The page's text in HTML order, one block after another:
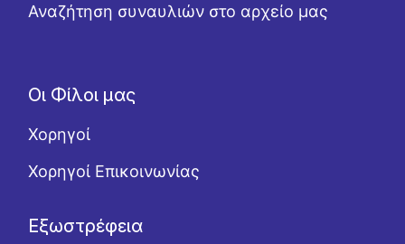
Αναζήτηση συναυλιών στο αρχείο μας
Οι Φίλοι μας
Χορηγοί
Χορηγοί Επικοινωνίας
Εξωστρέφεια